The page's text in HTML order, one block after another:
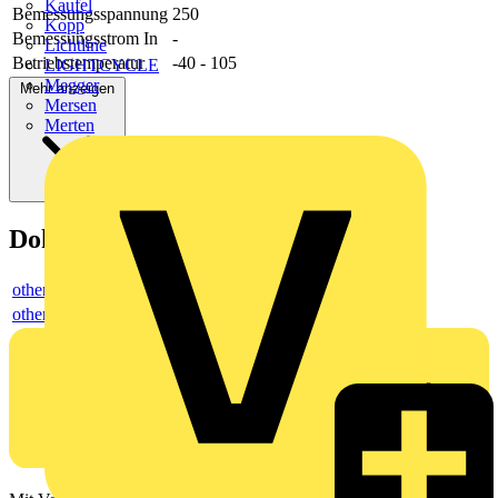
Kaufel
Kopp
Lichtline
LIGHTCYCLE
Megger
Mersen
Merten
Bemessungsspannung 250
Bemessungsstrom In
-
Betriebstemperatur
-40 - 105
Mehr anzeigen
Dokumente
others
others